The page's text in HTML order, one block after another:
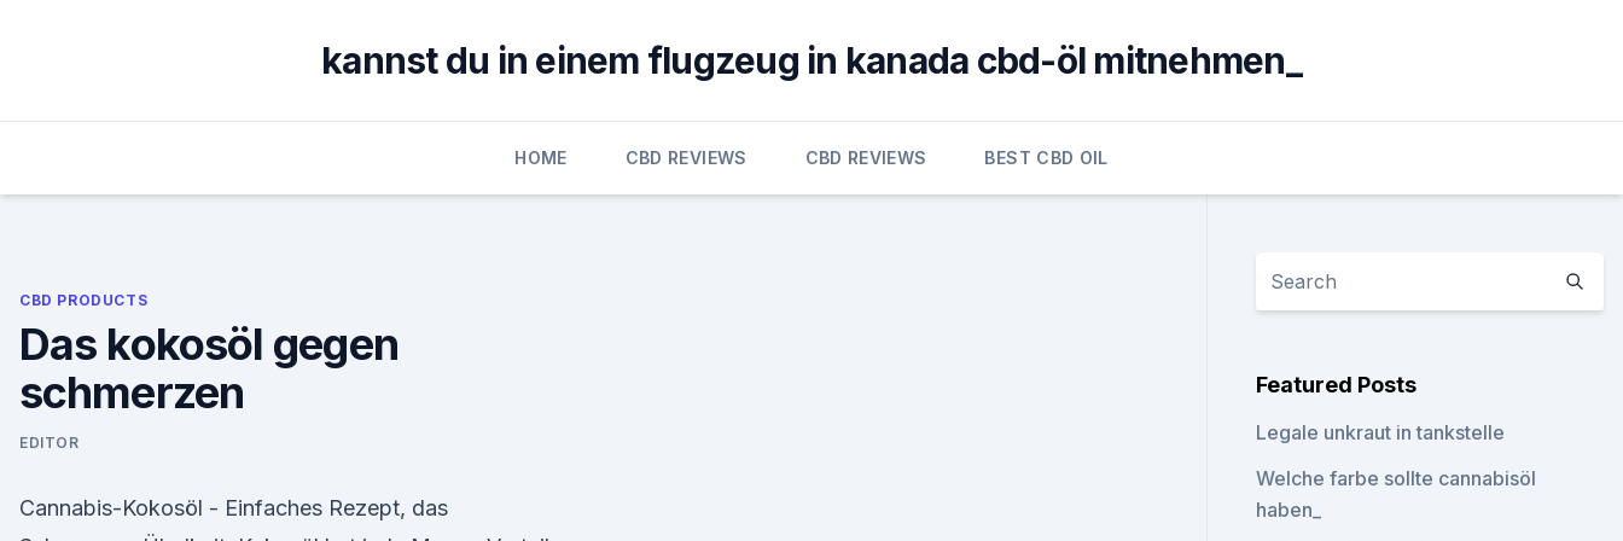
kannst du in einem flugzeug in kanada cbd-öl mitnehmen_
HOME CBD REVIEWS CBD REVIEWS BEST CBD OIL
CBD PRODUCTS
Das kokosöl gegen
schmerzen
EDITOR
Cannabis-Kokosöl - Einfaches Rezept, das
Featured Posts
Legale unkraut in tankstelle
Welche farbe sollte cannabisöl
haben_